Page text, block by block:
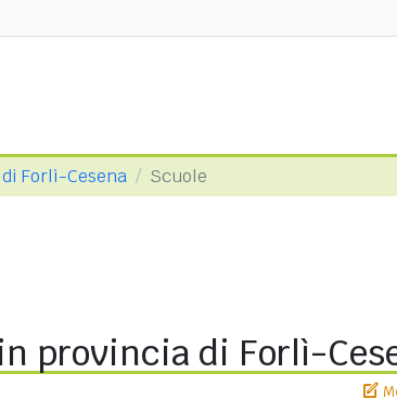
Forlì-Cesena Scuole
provincia di Forlì-